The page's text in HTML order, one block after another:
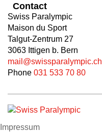
Contact
Swiss Paralympic
Maison du Sport
Talgut-Zentrum 27
3063 Ittigen b. Bern
mail@swissparalympic.ch
Phone 031 533 70 80
Impressum